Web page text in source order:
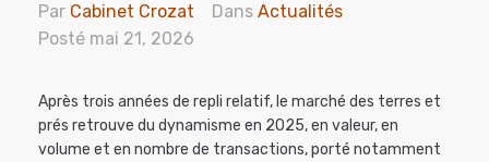
Par Cabinet Crozat Dans Actualités
Posté mai 21, 2026
Après trois années de repli relatif, le marché des terres et
prés retrouve du dynamisme en 2025, en valeur, en
volume et en nombre de transactions, porté notamment